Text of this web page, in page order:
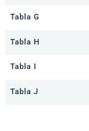
Tabla G
Tabla H
Tabla I
Tabla J